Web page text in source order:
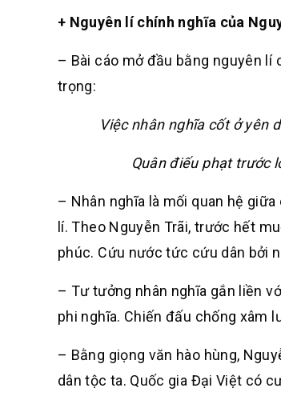
+ Nguyên lí chính nghĩa của
– Bài cáo mở đầu bằng nguyên lí
trọng:
Việc nhân nghĩa cốt ở yên
Quân điếu phạt trước lo
– Nhân nghĩa là mối quan hệ
lí. Theo Nguyễn Trãi, trước hết
phúc. Cứu nước tức cứu dân bởi
– Tư tưởng nhân nghĩa gắn liền
phi nghĩa. Chiến đấu chống xâm
– Bằng giọng văn hào hùng,
dân tộc ta. Quốc gia Đại Việt có